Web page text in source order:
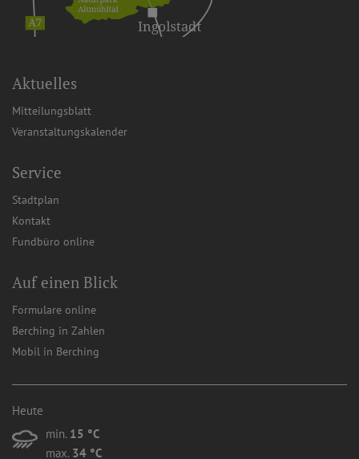
Aktuelles
Mitteilungsblatt
Veranstaltungskalender
Service
Stadtplan
Kontakt
Fundbüro online
Auf einen Blick
Formulare online
Berching in Zahlen
Mobil in Berching
Heute
min. 15 °C
max. 34 °C